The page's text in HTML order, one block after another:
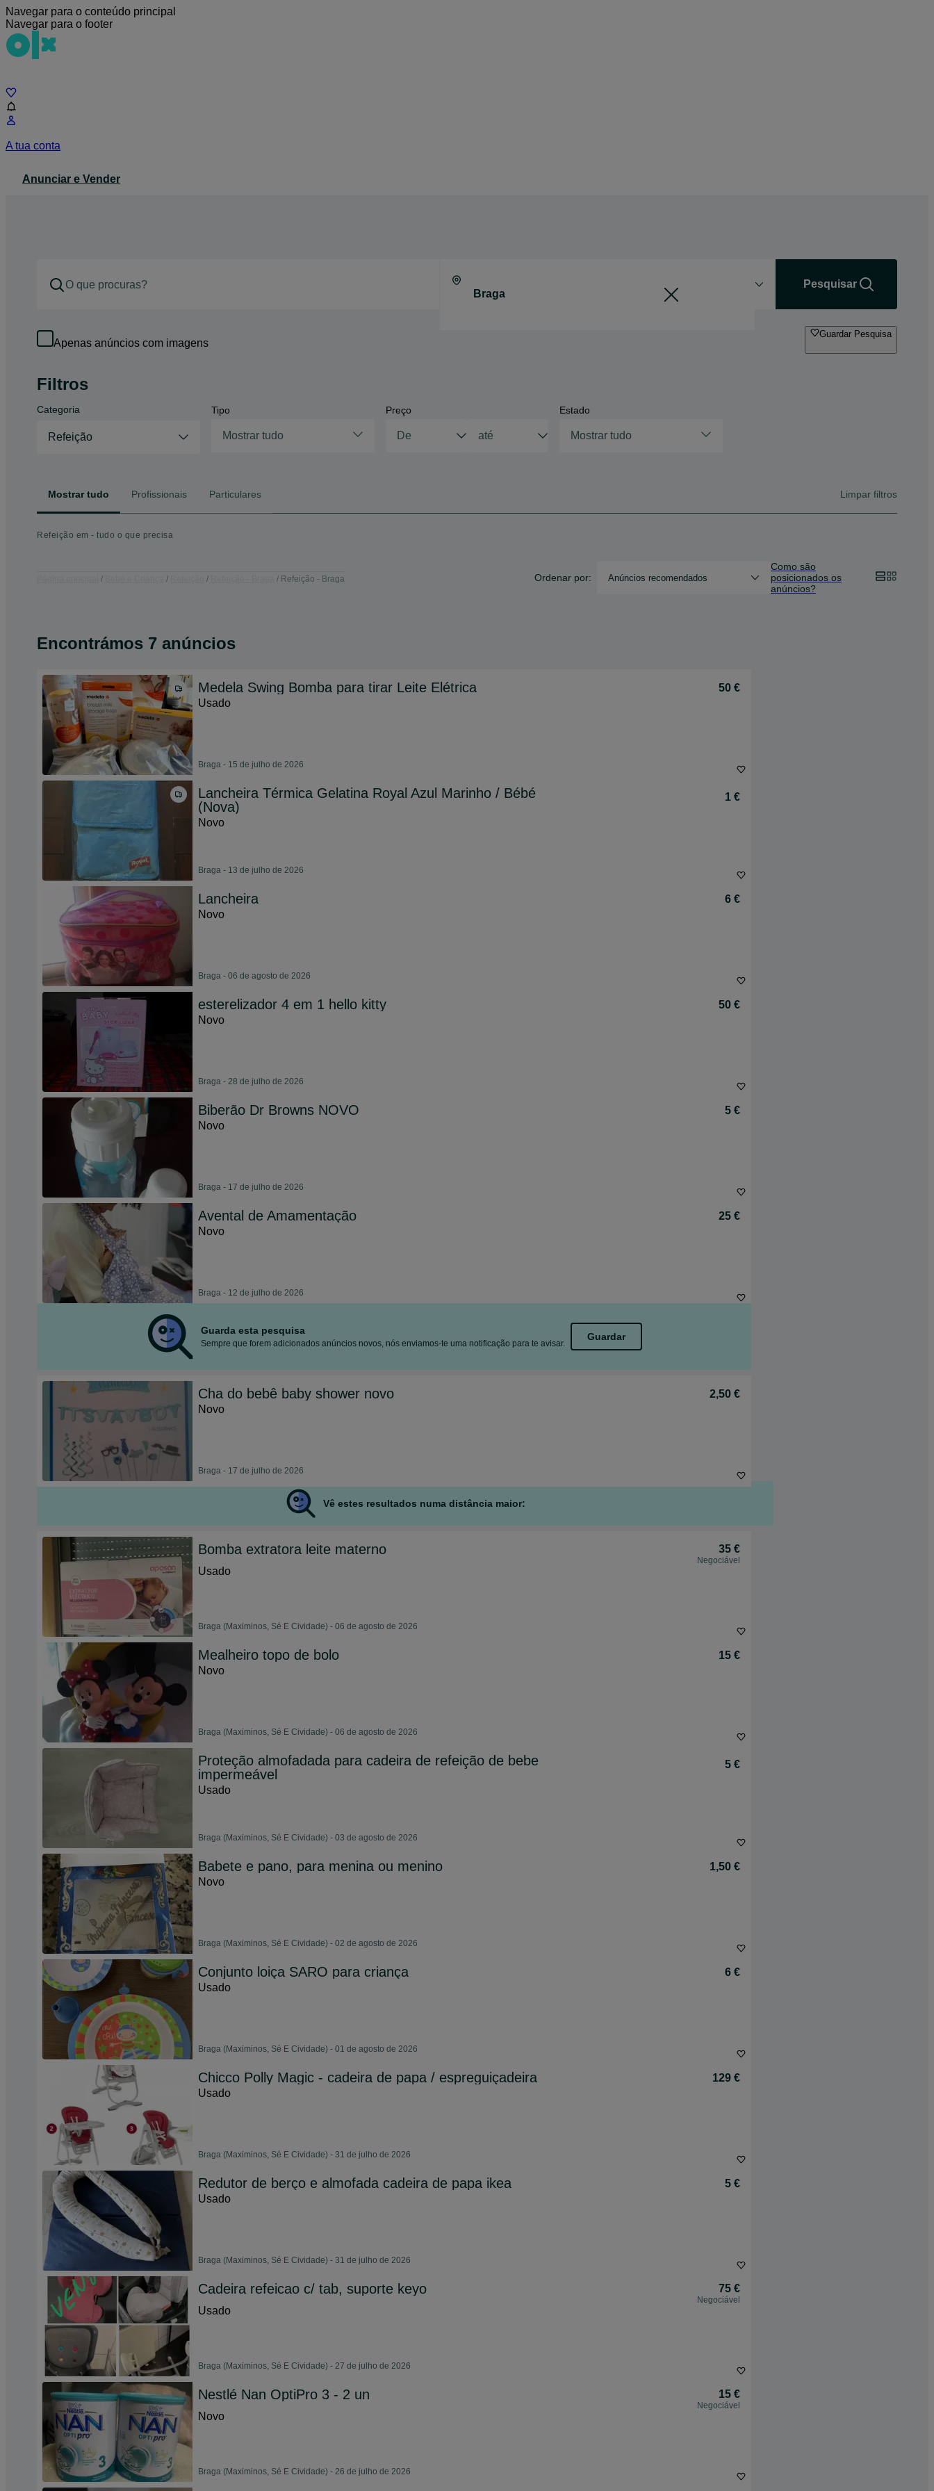
Navegar para o conteúdo principal
Navegar para o footer
A tua conta
Anunciar e Vender
Pesquisar
Apenas anúncios com imagens
Guardar Pesquisa
Filtros
Categoria
Refeição
Tipo
Mostrar tudo
Preço Estado
Mostrar tudo
Mostrar tudo Profissionais Particulares Limpar filtros
Refeição em - tudo o que precisa
Refeição - Braga Ordenar por: Anúncios recomendados
Como são
posicionados os
anúncios?
Encontrámos 7 anúncios
Medela Swing Bomba para tirar Leite Elétrica
50 €
Usado
Braga - 15 de julho de 2026
Lancheira Térmica Gelatina Royal Azul Marinho / Bébé
(Nova)
1 €
Novo
Braga - 13 de julho de 2026
Lancheira
6 €
Novo
Braga - 06 de agosto de 2026
esterelizador 4 em 1 hello kitty
50 €
Novo
Braga - 28 de julho de 2026
Biberão Dr Browns NOVO
5 €
Novo
Braga - 17 de julho de 2026
Avental de Amamentação
25 €
Novo
Braga - 12 de julho de 2026
Guarda esta pesquisa
Sempre que forem adicionados anúncios novos, nós enviamos-te uma notificação para te avisar.
Guardar
Cha do bebê baby shower novo
2,50 €
Novo
Braga - 17 de julho de 2026
Vê estes resultados numa distância maior:
Bomba extratora leite materno 35 €
Negociável
Usado
Braga (Maximinos, Sé E Cividade) - 06 de agosto de 2026
Mealheiro topo de bolo
15 €
Novo
Braga (Maximinos, Sé E Cividade) - 06 de agosto de 2026
Proteção almofadada para cadeira de refeição de bebe
impermeável
5 €
Usado
Braga (Maximinos, Sé E Cividade) - 03 de agosto de 2026
Babete e pano, para menina ou menino
1,50 €
Novo
Braga (Maximinos, Sé E Cividade) - 02 de agosto de 2026
Conjunto loiça SARO para criança
6 €
Usado
Braga (Maximinos, Sé E Cividade) - 01 de agosto de 2026
Chicco Polly Magic - cadeira de papa / espreguiçadeira
129 €
Usado
Braga (Maximinos, Sé E Cividade) - 31 de julho de 2026
Redutor de berço e almofada cadeira de papa ikea
5 €
Usado
Braga (Maximinos, Sé E Cividade) - 31 de julho de 2026
Cadeira refeicao c/ tab, suporte keyo 75 €
Negociável
Usado
Braga (Maximinos, Sé E Cividade) - 27 de julho de 2026
Nestlé Nan OptiPro 3 - 2 un 15 €
Negociável
Novo
Braga (Maximinos, Sé E Cividade) - 26 de julho de 2026